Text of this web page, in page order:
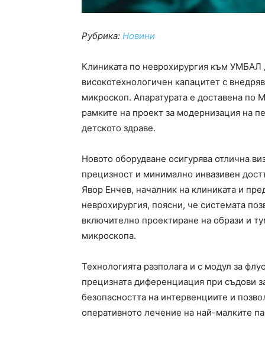
Рубрика: Новини
Клиниката по неврохирургия към УМБАЛ
високотехнологичен капацитет с
микроскоп. Апаратурата е доставена по
рамките на проект за модернизация на
детското здраве.
Новото оборудване осигурява отлична
прецизност и минимално инвазивен
Явор Енчев, началник на клиниката и
неврохирургия, поясни, че системата
включително проектиране на образи и
микроскопа.
Технологията разполага и с модул за
прецизната диференциация при съдови
безопасността на интервенциите и
оперативното лечение на най-малките